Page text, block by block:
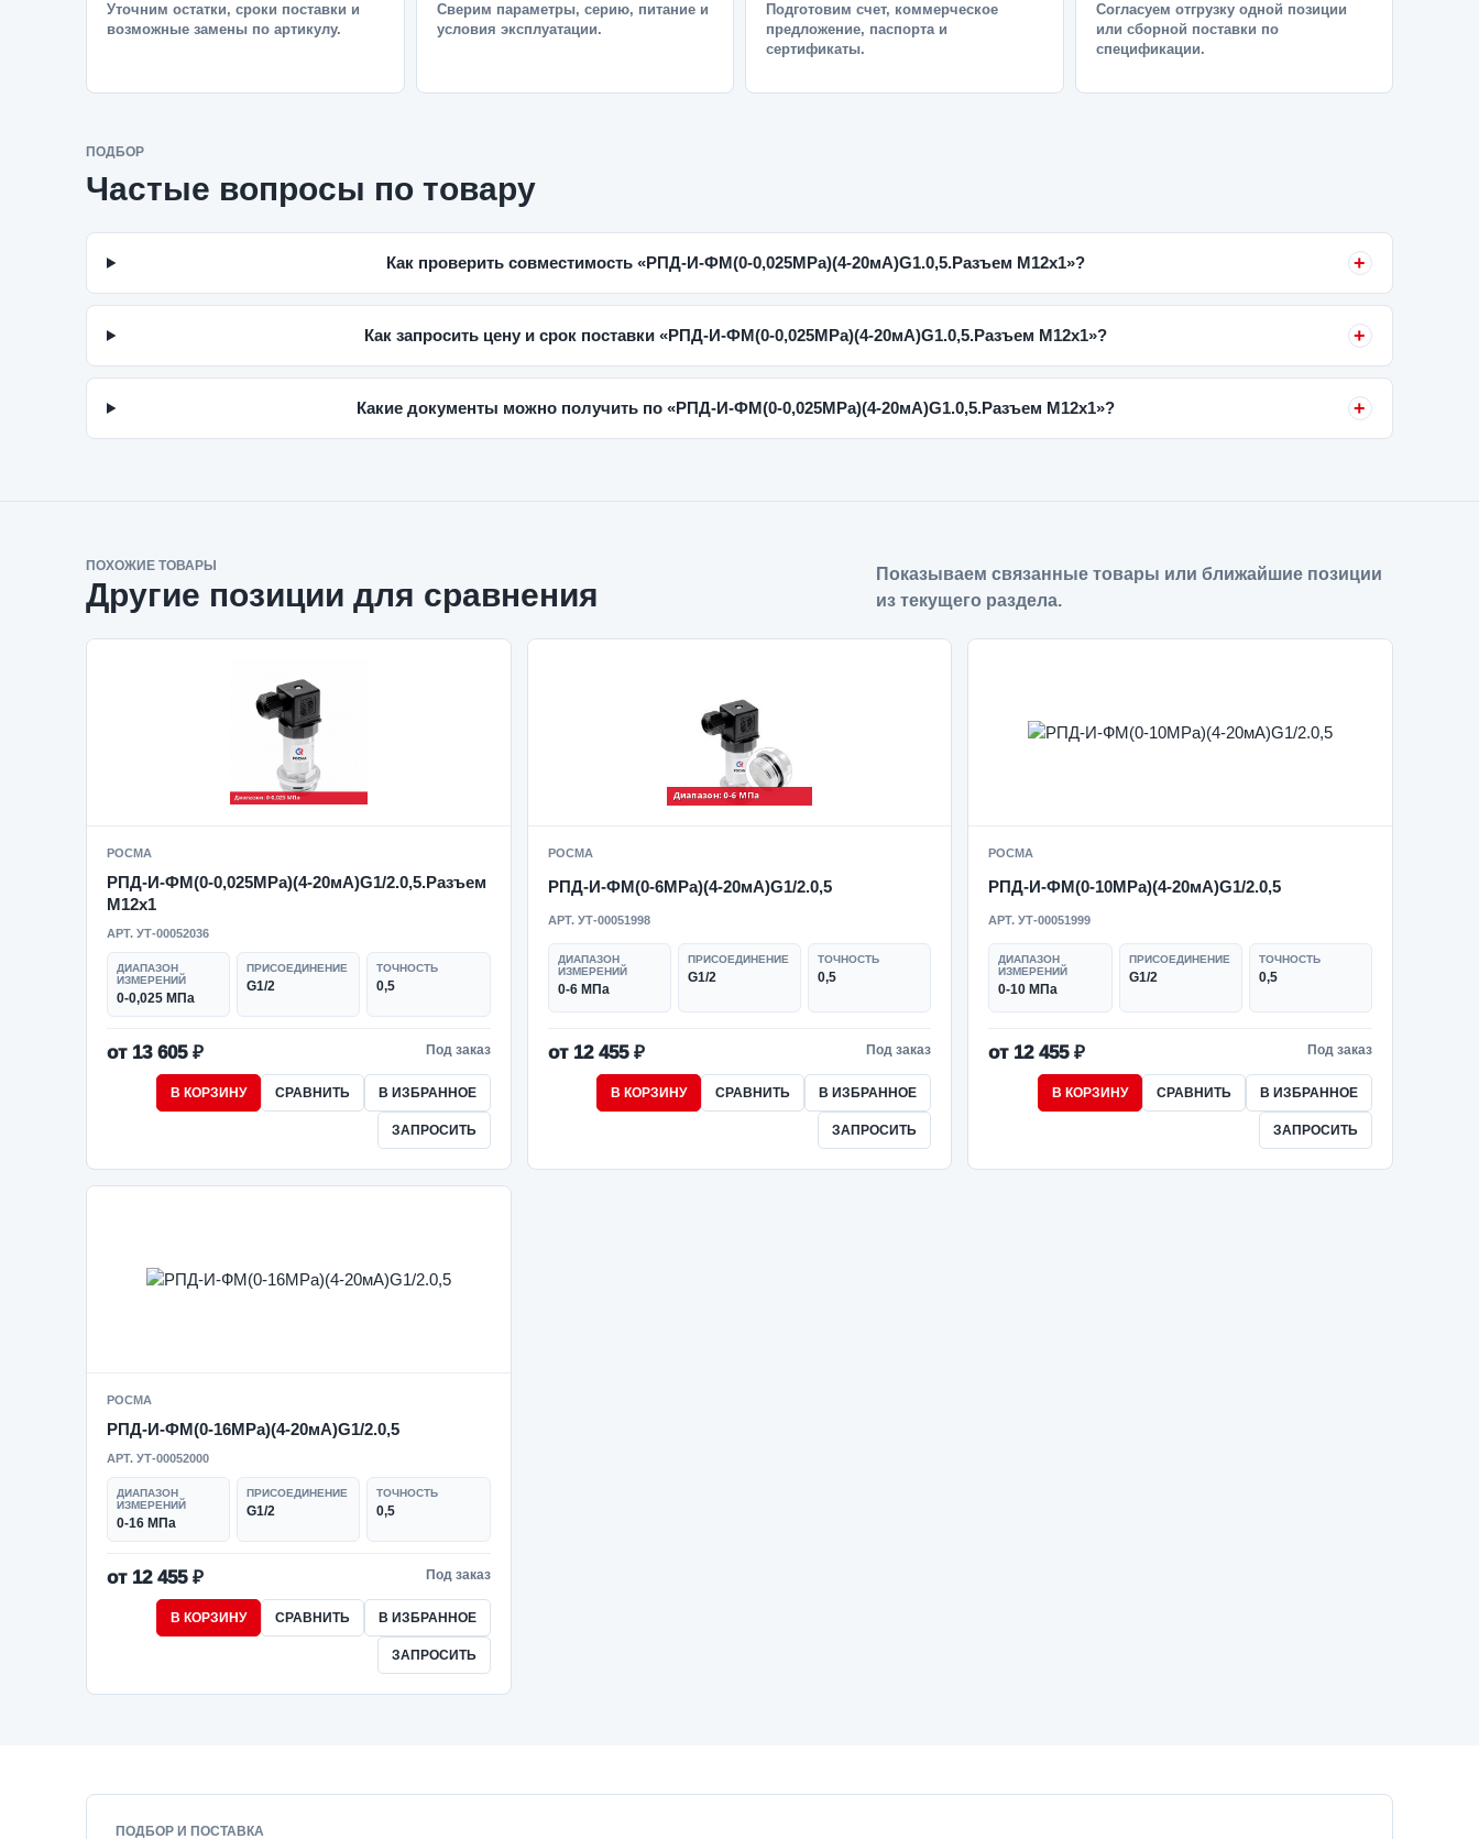
Уточним остатки, сроки поставки и
возможные замены по артикулу.
Сверим параметры, серию, питание и
условия эксплуатации.
Подготовим счет, коммерческое
предложение, паспорта и
сертификаты.
Согласуем отгрузку одной позиции
или сборной поставки по
спецификации.
ПОДБОР
Частые вопросы по товару
Как проверить совместимость «РПД-И-ФМ(0-0,025MPa)(4-20мА)G1.0,5.Разъем М12х1»?
Как запросить цену и срок поставки «РПД-И-ФМ(0-0,025MPa)(4-20мА)G1.0,5.Разъем М12х1»?
Какие документы можно получить по «РПД-И-ФМ(0-0,025MPa)(4-20мА)G1.0,5.Разъем М12х1»?
ПОХОЖИЕ ТОВАРЫ
Другие позиции для сравнения
Показываем связанные товары или ближайшие позиции
из текущего раздела.
РОСМА
РПД-И-ФМ(0-0,025MPa)(4-20мА)G1/2.0,5.Разъем
М12х1
АРТ. УТ-00052036
ДИАПАЗОН
ИЗМЕРЕНИЙ
0-0,025 МПа
ПРИСОЕДИНЕНИЕ
G1/2
ТОЧНОСТЬ
0,5
от 13 605 ₽ Под заказ
В КОРЗИНУ СРАВНИТЬ В ИЗБРАННОЕ
ЗАПРОСИТЬ
РОСМА
РПД-И-ФМ(0-6MPa)(4-20мА)G1/2.0,5
АРТ. УТ-00051998
ДИАПАЗОН
ИЗМЕРЕНИЙ
0-6 МПа
ПРИСОЕДИНЕНИЕ
G1/2
ТОЧНОСТЬ
0,5
от 12 455 ₽ Под заказ
В КОРЗИНУ СРАВНИТЬ В ИЗБРАННОЕ
ЗАПРОСИТЬ
РОСМА
РПД-И-ФМ(0-10MPa)(4-20мА)G1/2.0,5
АРТ. УТ-00051999
ДИАПАЗОН
ИЗМЕРЕНИЙ
0-10 МПа
ПРИСОЕДИНЕНИЕ
G1/2
ТОЧНОСТЬ
0,5
от 12 455 ₽ Под заказ
В КОРЗИНУ СРАВНИТЬ В ИЗБРАННОЕ
ЗАПРОСИТЬ
РОСМА
РПД-И-ФМ(0-16MPa)(4-20мА)G1/2.0,5
АРТ. УТ-00052000
ДИАПАЗОН
ИЗМЕРЕНИЙ
0-16 МПа
ПРИСОЕДИНЕНИЕ
G1/2
ТОЧНОСТЬ
0,5
от 12 455 ₽ Под заказ
В КОРЗИНУ СРАВНИТЬ В ИЗБРАННОЕ
ЗАПРОСИТЬ
ПОДБОР И ПОСТАВКА